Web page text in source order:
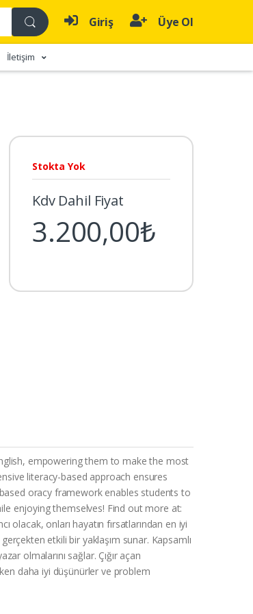
Giriş Üye Ol
İletişim
Stokta Yok
Kdv Dahil Fiyat
3.200,00₺
empowering them to make the most
literacy-based approach ensures
oracy framework enables students to
enjoying themselves! Find out more at:
onları hayatın fırsatlarından en iyi
etkili bir yaklaşım sunar. Kapsamlı
olmalarını sağlar. Çığır açan
daha iyi düşünürler ve problem